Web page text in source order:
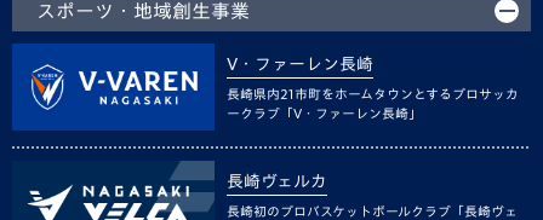
スポーツ・地域創生事業
V・ファーレン長崎
長崎県内21市町をホームタウンとするプロサッカ
ークラブ「V・ファーレン長崎」
長崎ヴェルカ
長崎初のプロバスケットボールクラブ「長崎ヴェ